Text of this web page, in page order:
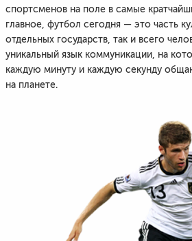
спортсменов на поле в самые
главное, футбол сегодня — это часть
отдельных государств, так и всего
уникальный язык коммуникации, на
каждую минуту и каждую секунду
на планете.